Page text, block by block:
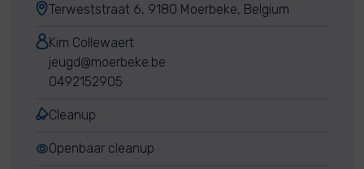
Terweststraat 6, 9180 Moerbeke, Belgium
Kim Collewaert
jeugd@moerbeke.be
0492152905
Cleanup
Openbaar cleanup